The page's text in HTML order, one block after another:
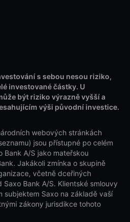
s sebou nesou riziko,
investované částky. U
být riziko výrazně vyšší a
výši původní investice.
webových stránkách
jsou přístupné po celém
Bank A/S jako mateřskou
Jakákoli zmínka o skupině
včetně dceřiných
Bank A/S. Klientské smlouvy
subjektem Saxo na základě vaší
zákony jurisdikce tohoto